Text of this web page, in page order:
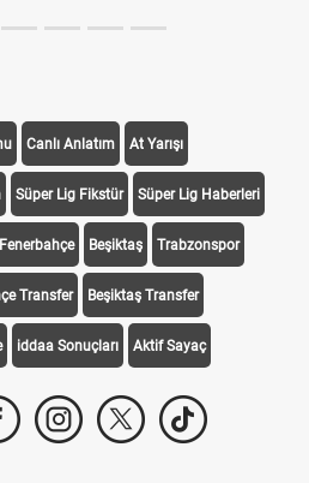
Canlı Anlatım At Yarışı
Süper Lig Fikstür Süper Lig Haberleri
Fenerbahçe Beşiktaş Trabzonspor
Transfer Beşiktaş Transfer
iddaa Sonuçları Aktif Sayaç